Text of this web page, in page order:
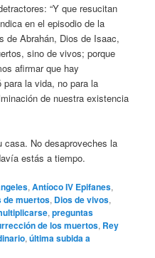
“Y que resucitan
en el episodio de la
de Abrahán, Dios de Isaac,
sino de vivos; porque
afirmar que hay
para la vida, no para la
de nuestra existencia
casa. No desaproveches la
estás a tiempo.
,Antíoco IV Epifanes,
de muertos, Dios de vivos,
,preguntas
de los muertos, Rey
,última subida a